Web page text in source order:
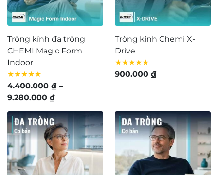
Tròng kính đa tròng
CHEMI Magic Form
Indoor
★★★★★
4.400.000 ₫ –
9.280.000 ₫Khoảng
từ
4.400.000 ₫
đến
9.280.000 ₫
Tròng kính Chemi X-
Drive
★★★★★
900.000 ₫